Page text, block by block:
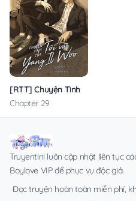
[RTT] Chuyện Tình Của Tôi Và
Chapter 29
Truyentini luôn cập nhật liên tục
Boylove VIP để phục vụ độc giả.
Đọc truyện hoàn toàn miễn phí,